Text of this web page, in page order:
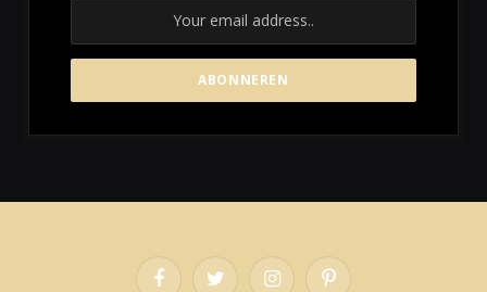
FacebookTwitter InstagramPinterest